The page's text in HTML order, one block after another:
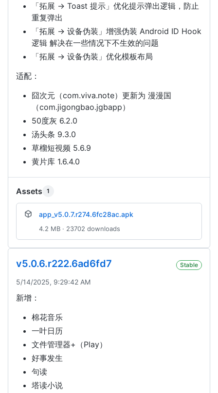
「拓展 -> Toast 提示」优化提示弹出逻辑，防止
重复弹出
「拓展 -> 设备伪装」增强伪装 Android ID Hook
逻辑 解决在一些情况下不生效的问题
「拓展 -> 设备伪装」优化模板布局
适配：
囧次元（com.viva.note）更新为 漫漫国
（com.jigongbao.jgbapp）
50度灰 6.2.0
汤头条 9.3.0
草榴短視频 5.6.9
黄片库 1.6.4.0
Assets 1
app_v5.0.7.r274.6fc28ac.apk
4.2 MB · 23702 downloads
v5.0.6.r222.6ad6fd7 Stable
5/14/2025, 9:29:42 AM
新增：
棉花音乐
一叶日历
文件管理器+（Play）
好事发生
句读
塔读小说